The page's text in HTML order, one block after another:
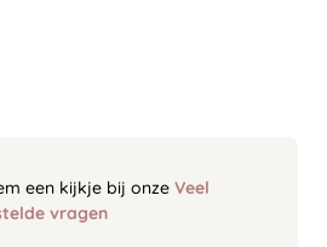
een kijkje bij onze Veel
vragen